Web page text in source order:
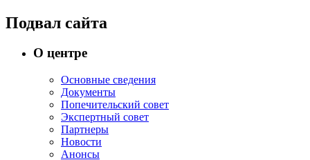
Подвал сайта
О центре
Основные сведения
Документы
Попечительский совет
Экспертный совет
Партнеры
Новости
Анонсы